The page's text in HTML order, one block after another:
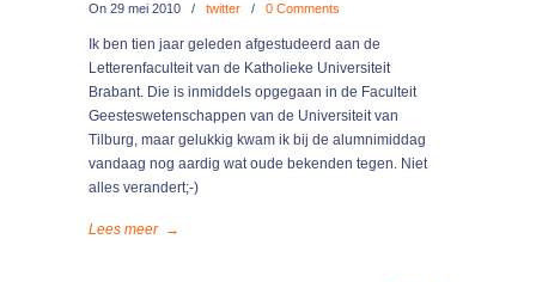
On 29 mei 2010 / twitter / 0 Comments
Ik ben tien jaar geleden afgestudeerd aan de
Letterenfaculteit van de Katholieke Universiteit
Brabant. Die is inmiddels opgegaan in de Faculteit
Geesteswetenschappen van de Universiteit van
Tilburg, maar gelukkig kwam ik bij de alumnimiddag
vandaag nog aardig wat oude bekenden tegen. Niet
alles verandert;-)
Lees meer →